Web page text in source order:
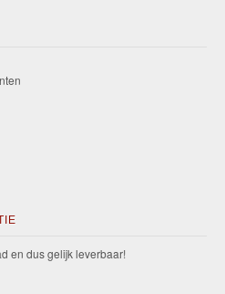
en dus gelijk leverbaar!